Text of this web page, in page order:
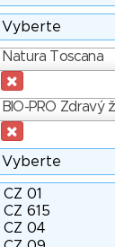
Natura Toscana
Výrobce
BIO-PRO Zdravý
Dodavatel